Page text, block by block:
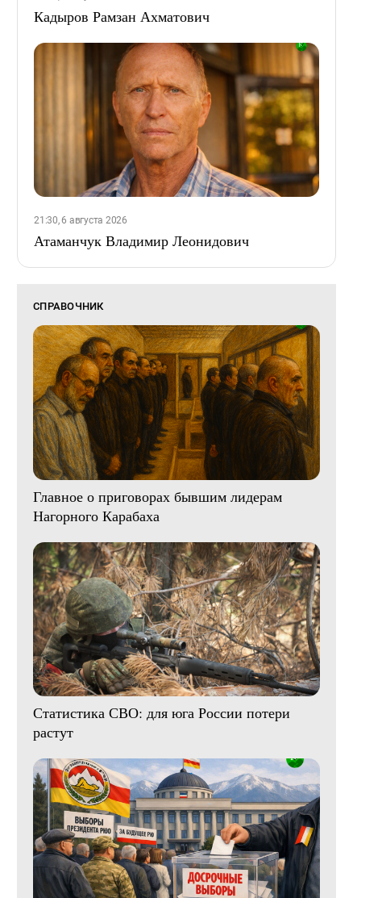
Кадыров Рамзан Ахматович
21:30, 6 августа 2026
Атаманчук Владимир Леонидович
СПРАВОЧНИК
Главное о приговорах бывшим лидерам
Нагорного Карабаха
Статистика СВО: для юга России потери
растут